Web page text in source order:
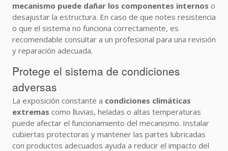
mecanismo puede dañar los componentes internos o
desajustar la estructura. En caso de que notes resistencia
o que el sistema no funciona correctamente, es
recomendable consultar a un profesional para una revisión
y reparación adecuada.
Protege el sistema de condiciones
adversas
La exposición constante a condiciones climáticas
extremas como lluvias, heladas o altas temperaturas
puede afectar el funcionamiento del mecanismo. Instalar
cubiertas protectoras y mantener las partes lubricadas
con productos adecuados ayuda a reducir el impacto del